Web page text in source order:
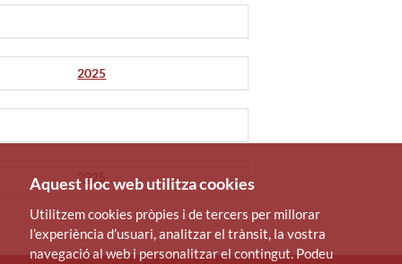
2025
2025
Aquest lloc web utilitza cookies
Utilitzem cookies pròpies i de tercers per millorar
l’experiència d’usuari, analitzar el trànsit, la vostra
navegació al web i personalitzar el contingut. Podeu